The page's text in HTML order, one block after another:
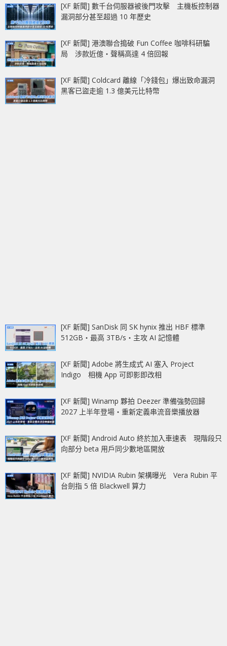
[XF 新聞] 數千台伺服器被後門攻擊 主機板控制器
漏洞部分甚至超過 10 年歷史
[XF 新聞] 港澳聯合搗破 Fun Coffee 咖啡科研騙
局 涉款近億‧聲稱高達 4 倍回報
[XF 新聞] Coldcard 離線「冷錢包」爆出致命漏洞
黑客已盜走逾 1.3 億美元比特幣
[XF 新聞] SanDisk 同 SK hynix 推出 HBF 標準
512GB‧最高 3TB/s‧主攻 AI 記憶體
[XF 新聞] Adobe 將生成式 AI 塞入 Project
Indigo 相機 App 可即影即改相
[XF 新聞] Winamp 夥拍 Deezer 準備強勢回歸
2027 上半年登場‧重新定義串流音樂播放器
[XF 新聞] Android Auto 終於加入車速表 現階段只
向部分 beta 用戶同少數地區開放
[XF 新聞] NVIDIA Rubin 架構曝光 Vera Rubin 平
台劍指 5 倍 Blackwell 算力